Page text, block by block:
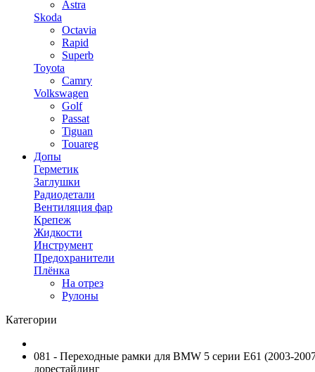
Astra
Skoda
Octavia
Rapid
Superb
Toyota
Camry
Volkswagen
Golf
Passat
Tiguan
Touareg
Допы
Герметик
Заглушки
Радиодетали
Вентиляция фар
Крепеж
Жидкости
Инструмент
Предохранители
Плёнка
На отрез
Рулоны
Категории
081 - Переходные рамки для BMW 5 серии E61 (2003-
дорестайлинг